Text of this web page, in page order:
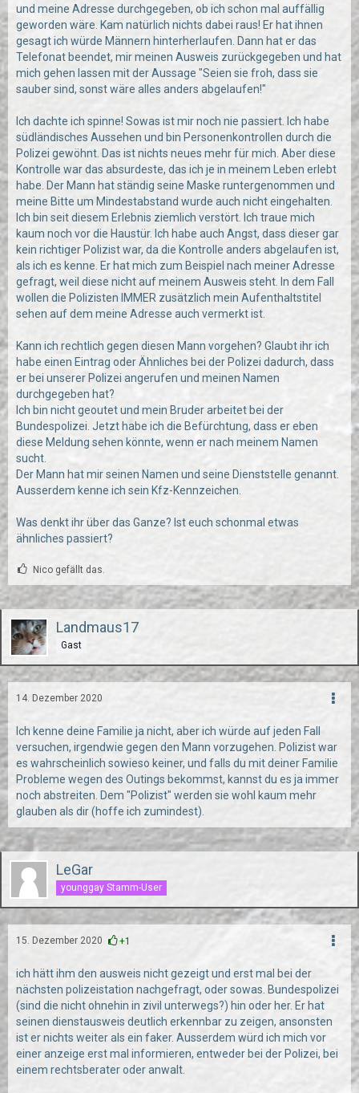
und meine Adresse durchgegeben, ob ich schon mal auffällig
geworden wäre. Kam natürlich nichts dabei raus! Er hat ihnen
gesagt ich würde Männern hinterherlaufen. Dann hat er das
Telefonat beendet, mir meinen Ausweis zurückgegeben und hat
mich gehen lassen mit der Aussage "Seien sie froh, dass sie
sauber sind, sonst wäre alles anders abgelaufen!"
Ich dachte ich spinne! Sowas ist mir noch nie passiert. Ich habe
südländisches Aussehen und bin Personenkontrollen durch die
Polizei gewöhnt. Das ist nichts neues mehr für mich. Aber diese
Kontrolle war das absurdeste, das ich je in meinem Leben erlebt
habe. Der Mann hat ständig seine Maske runtergenommen und
meine Bitte um Mindestabstand wurde auch nicht eingehalten.
Ich bin seit diesem Erlebnis ziemlich verstört. Ich traue mich
kaum noch vor die Haustür. Ich habe auch Angst, dass dieser gar
kein richtiger Polizist war, da die Kontrolle anders abgelaufen ist,
als ich es kenne. Er hat mich zum Beispiel nach meiner Adresse
gefragt, weil diese nicht auf meinem Ausweis steht. In dem Fall
wollen die Polizisten IMMER zusätzlich mein Aufenthaltstitel
sehen auf dem meine Adresse auch vermerkt ist.
Kann ich rechtlich gegen diesen Mann vorgehen? Glaubt ihr ich
habe einen Eintrag oder Ähnliches bei der Polizei dadurch, dass
er bei unserer Polizei angerufen und meinen Namen
durchgegeben hat?
Ich bin nicht geoutet und mein Bruder arbeitet bei der
Bundespolizei. Jetzt habe ich die Befürchtung, dass er eben
diese Meldung sehen könnte, wenn er nach meinem Namen
sucht.
Der Mann hat mir seinen Namen und seine Dienststelle genannt.
Ausserdem kenne ich sein Kfz-Kennzeichen.
Was denkt ihr über das Ganze? Ist euch schonmal etwas
ähnliches passiert?
Nico gefällt das.
Landmaus17
Gast
14. Dezember 2020
Ich kenne deine Familie ja nicht, aber ich würde auf jeden Fall
versuchen, irgendwie gegen den Mann vorzugehen. Polizist war
es wahrscheinlich sowieso keiner, und falls du mit deiner Familie
Probleme wegen des Outings bekommst, kannst du es ja immer
noch abstreiten. Dem "Polizist" werden sie wohl kaum mehr
glauben als dir (hoffe ich zumindest).
LeGar
younggay Stamm-User
15. Dezember 2020 +1
ich hätt ihm den ausweis nicht gezeigt und erst mal bei der
nächsten polizeistation nachgefragt, oder sowas. Bundespolizei
(sind die nicht ohnehin in zivil unterwegs?) hin oder her. Er hat
seinen dienstausweis deutlich erkennbar zu zeigen, ansonsten
ist er nichts weiter als ein faker. Ausserdem würd ich mich vor
einer anzeige erst mal informieren, entweder bei der Polizei, bei
einem rechtsberater oder anwalt.